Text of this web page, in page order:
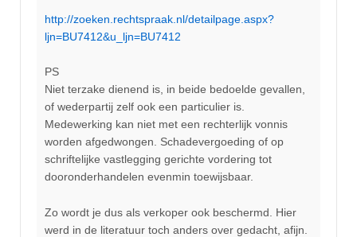
http://zoeken.rechtspraak.nl/detailpage.aspx?
ljn=BU7412&u_ljn=BU7412
PS
Niet terzake dienend is, in beide bedoelde gevallen,
of wederpartij zelf ook een particulier is.
Medewerking kan niet met een rechterlijk vonnis
worden afgedwongen. Schadevergoeding of op
schriftelijke vastlegging gerichte vordering tot
dooronderhandelen evenmin toewijsbaar.
Zo wordt je dus als verkoper ook beschermd. Hier
werd in de literatuur toch anders over gedacht, afijn.